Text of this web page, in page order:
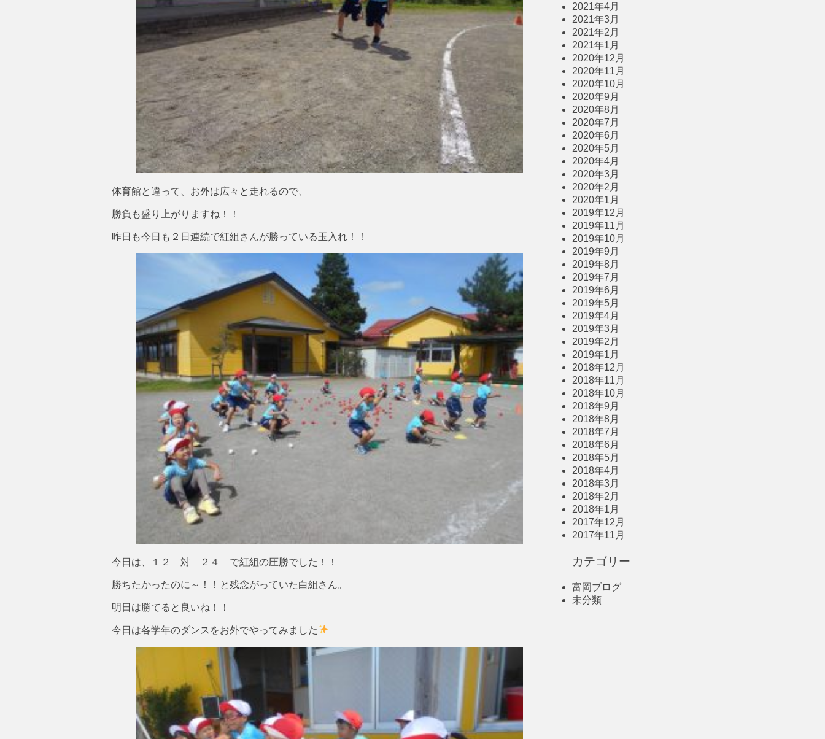
体育館と違って、お外は広々と走れるので、
勝負も盛り上がりますね！！
昨日も今日も２日連続で紅組さんが勝っている玉入れ！！
今日は、１２ 対 ２４ で紅組の圧勝でした！！
勝ちたかったのに～！！と残念がっていた白組さん。
明日は勝てると良いね！！
今日は各学年のダンスをお外でやってみました
2021年4月
2021年3月
2021年2月
2021年1月
2020年12月
2020年11月
2020年10月
2020年9月
2020年8月
2020年7月
2020年6月
2020年5月
2020年4月
2020年3月
2020年2月
2020年1月
2019年12月
2019年11月
2019年10月
2019年9月
2019年8月
2019年7月
2019年6月
2019年5月
2019年4月
2019年3月
2019年2月
2019年1月
2018年12月
2018年11月
2018年10月
2018年9月
2018年8月
2018年7月
2018年6月
2018年5月
2018年4月
2018年3月
2018年2月
2018年1月
2017年12月
2017年11月
カテゴリー
富岡ブログ
未分類